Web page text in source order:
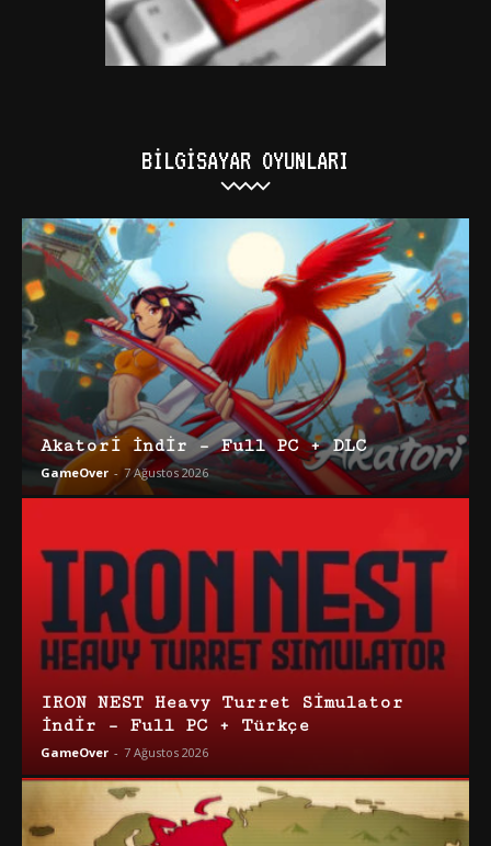
BILGISAYAR OYUNLARI
Akatori İndir – Full PC + DLC
GameOver - 7 Ağustos 2026
IRON NEST Heavy Turret Simulator
İndir – Full PC + Türkçe
GameOver - 7 Ağustos 2026